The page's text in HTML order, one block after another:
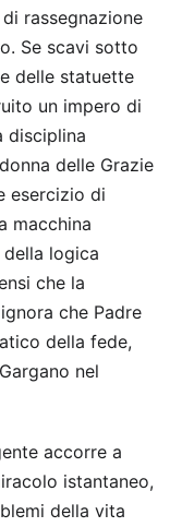
rassegnazione
Se scavi sotto
delle statuette
un impero di
disciplina
delle Grazie
esercizio di
macchina
logica
che la
che Padre
della fede,
nel
accorre a
istantaneo,
della vita